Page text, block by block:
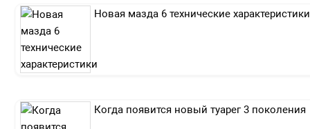
Новая мазда 6 технические характеристики
Когда появится новый туарег 3 поколения